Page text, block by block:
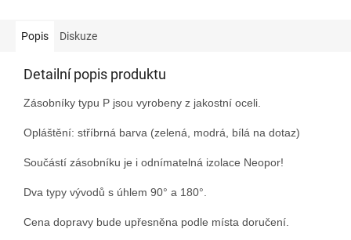
Popis Diskuze
Detailní popis produktu
Zásobníky typu P jsou vyrobeny z jakostní oceli.
Opláštění: stříbrná barva (zelená, modrá, bílá na dotaz)
Součástí zásobníku je i odnímatelná izolace Neopor!
Dva typy vývodů s úhlem 90° a 180°.
Cena dopravy bude upřesněna podle místa doručení.